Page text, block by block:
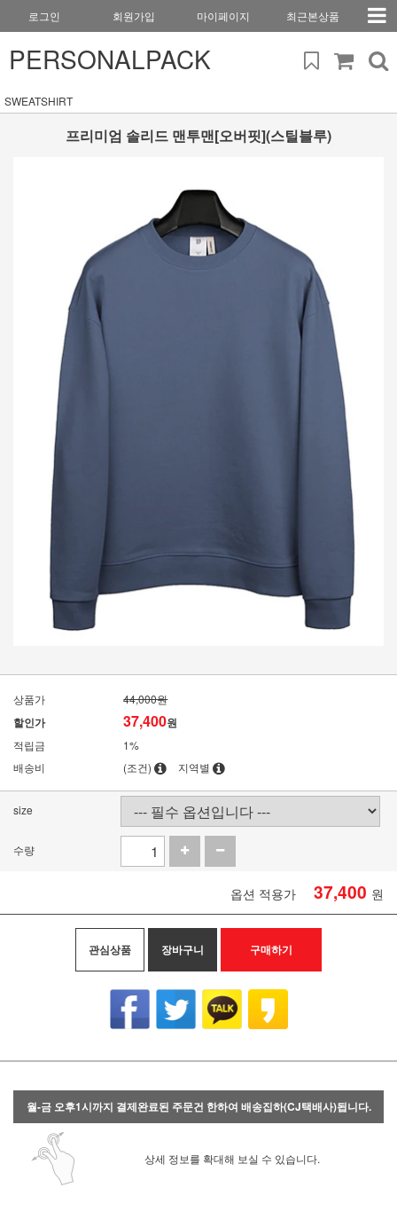
로그인 회원가입 마이페이지 최근본상품
PERSONALPACK
SWEATSHIRT
프리미엄 솔리드 맨투맨[오버핏](스틸블루)
상품가 44,000원
할인가 37,400원
적립금
1%
배송비
(조건) 지역별
size
수량
옵션 적용가 37,400 원
관심상품 장바구니 구매하기
월-금 오후1시까지 결제완료된 주문건 한하여 배송집하(CJ택배사)됩니다.
상세 정보를 확대해 보실 수 있습니다.